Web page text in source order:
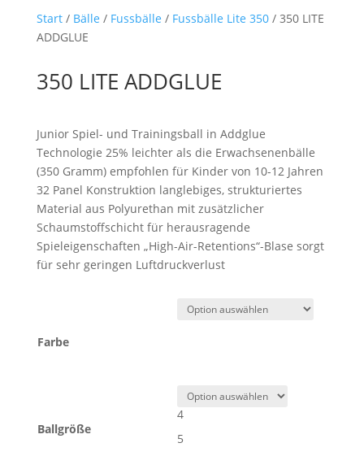
Start/ Bälle / Fussbälle / Fussbälle Lite 350/ 350 LITE
ADDGLUE
350 LITE ADDGLUE
Junior Spiel- und Trainingsball in Addglue
Technologie 25% leichter als die Erwachsenenbälle
(350 Gramm) empfohlen für Kinder von 10-12 Jahren
32 Panel Konstruktion langlebiges, strukturiertes
Material aus Polyurethan mit zusätzlicher
Schaumstoffschicht für herausragende
Spieleigenschaften „High-Air-Retentions“-Blase sorgt
für sehr geringen Luftdruckverlust
Farbe
Ballgröße
4
5